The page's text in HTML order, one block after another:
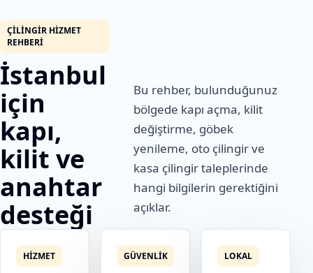
ÇILINGIR HIZMET
REHBERI
İstanbul
için
kapı,
kilit ve
anahtar
desteği
Bu rehber, bulunduğunuz
bölgede kapı açma, kilit
değiştirme, göbek
yenileme, oto çilingir ve
kasa çilingir taleplerinde
hangi bilgilerin gerektiğini
açıklar.
HIZMET GÜVENLIK LOKAL